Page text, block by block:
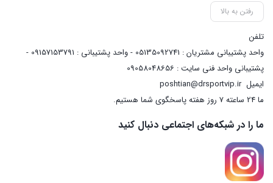
رفتن به بالا
تلفن
واحد پشتیبانی مشتریان : 05135092741 - واحد پشتیبانی : 09157153791 -
پشتیبانی واحد فنی سایت : 09058048656
ایمیلposhtian@drsportvip.ir
ما 24 ساعته 7 روز هفته پاسخگوی شما هستیم.
ما را در شبکه‌های اجتماعی دنبال کنید